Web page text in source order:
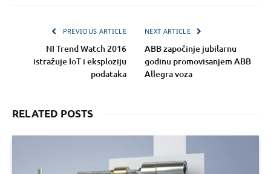
PREVIOUS ARTICLE
NI Trend Watch 2016
istražuje IoT i eksploziju
podataka
NEXT ARTICLE
ABB započinje jubilarnu
godinu promovisanjem ABB
Allegra voza
RELATED POSTS